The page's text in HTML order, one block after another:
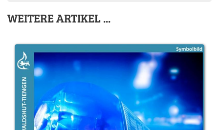
WEITERE ARTIKEL ...